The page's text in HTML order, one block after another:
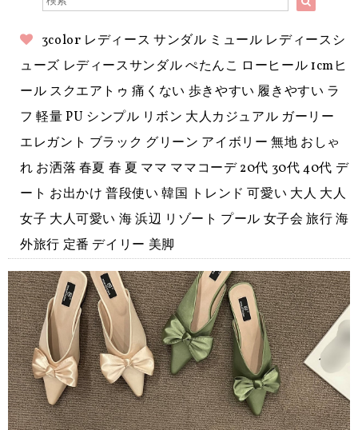
3color レディース サンダル ミュール レディースシ
ューズ レディースサンダル ぺたんこ ローヒール 1cmヒ
ール スクエアトゥ 痛くない 歩きやすい 履きやすい ラ
フ 軽量 PU シンプル リボン 大人カジュアル ガーリー
エレガント ブラック グリーン アイボリー 無地 おしゃ
れ お洒落 春夏 春 夏 ママ ママコーデ 20代 30代 40代 デ
ート お出かけ 普段使い 韓国 トレンド 可愛い 大人 大人
女子 大人可愛い 海 浜辺 リゾート プール 女子会 旅行 海
外旅行 定番 デイリー 美脚